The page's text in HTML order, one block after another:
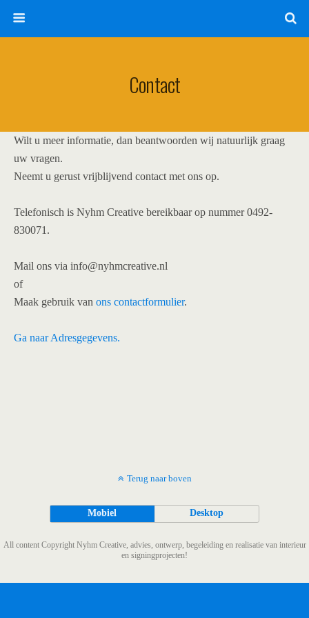
Contact
Wilt u meer informatie, dan beantwoorden wij natuurlijk graag
uw vragen.
Neemt u gerust vrijblijvend contact met ons op.
Telefonisch is Nyhm Creative bereikbaar op nummer 0492-
830071.
Mail ons via info@nyhmcreative.nl
of
Maak gebruik van ons contactformulier.
Ga naar Adresgegevens.
Terug naar boven
Mobiel Desktop
All content Copyright Nyhm Creative, advies, ontwerp, begeleiding en realisatie van interieur
en signingprojecten!